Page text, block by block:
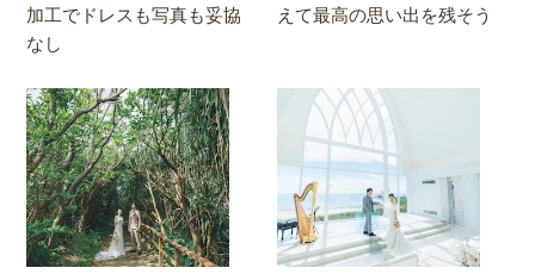
加工でドレスも写真も妥協
なし
えて最高の思い出を残そう